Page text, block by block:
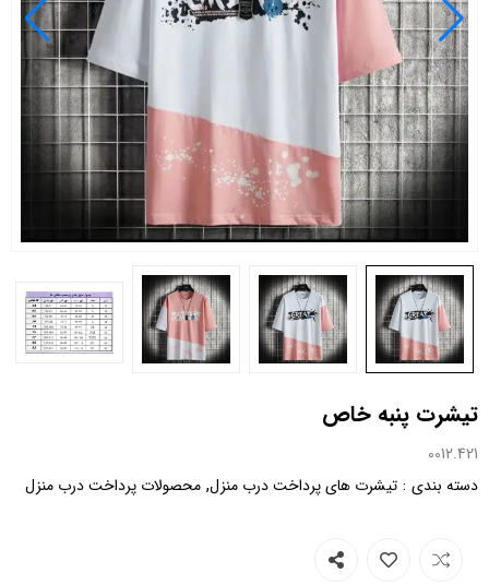
تیشرت پنبه خاص
0012.421
دسته بندی : تیشرت های پرداخت درب منزل, محصولات پرداخت درب منزل